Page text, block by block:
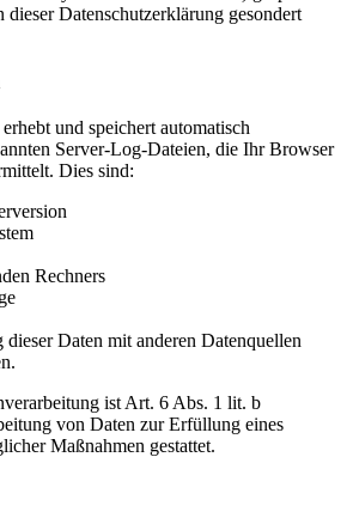
dieser Datenschutzerklärung gesondert
und speichert automatisch
Server-Log-Dateien, die Ihr Browser
Dies sind:
Rechners
Daten mit anderen Datenquellen
ist Art. 6 Abs. 1 lit. b
von Daten zur Erfüllung eines
Maßnahmen gestattet.